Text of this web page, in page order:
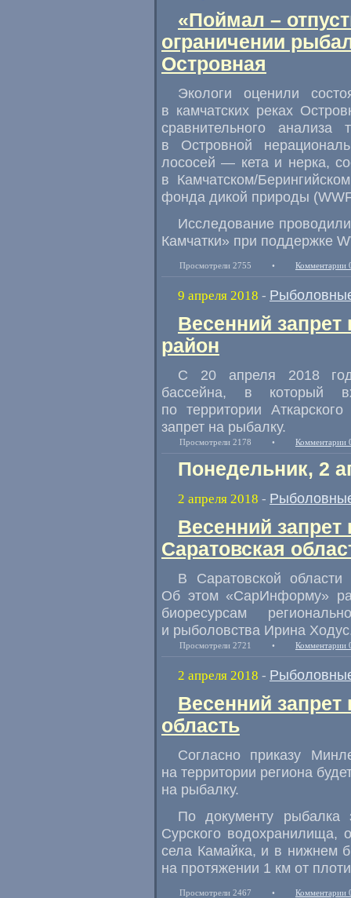
«Поймал –
ограничении
Островная
Экологи оценили
в камчатских реках
сравнительного
в Островной
лососей — кета и нерка,
в Камчатском/
фонда дикой природы (
Исследование
Камчатки» при поддержке
Просмотрели 2755 • Комментарии
9 апреля 2018 -
Весенний запрет
район
С 20 апреля 2018
бассейна,
в который
по территории
запрет на рыбалку.
Просмотрели 2178 • Комментарии
Понедельник, 2
2 апреля 2018 -
Весенний
Саратовская
В Саратовской области
Об этом «СарИнформу»
биоресурсам
и рыболовства Ирина
Просмотрели 2721 • Комментарии
2 апреля 2018 -
Весенний запрет
область
Согласно приказу
на территории региона
на рыбалку.
По документу рыбалка
Сурского водохранилища,
села Камайка, и в нижнем
на протяжении 1 км от
Просмотрели 2467 • Комментарии